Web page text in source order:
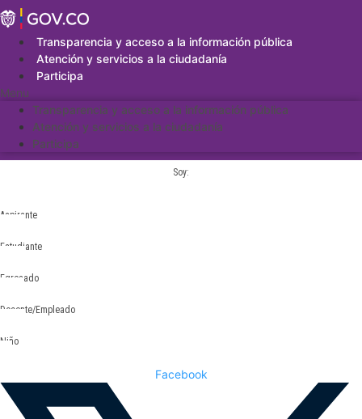
Saltar
al
contenidoTransparencia y acceso a la información pública
Atención y servicios a la ciudadanía
Participa
Menu
Transparencia y acceso a la información pública
Atención y servicios a la ciudadanía
Participa
Soy:
Aspirante
Estudiante
Egresado
Docente/Empleado
Niño
Facebook